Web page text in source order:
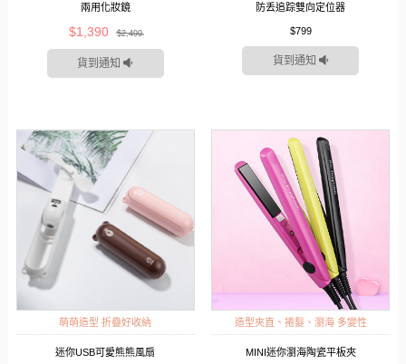
兩用化妝鏡
$1,390 $2,499
貨到通知
防丢追踪雙向定位器
$799
貨到通知
萌萌造型 折疊好收納
迷你USB可愛熊熊風扇
造型夾直、捲髮、瀏海 多變性
MINI迷你瀏海陶瓷平板夾